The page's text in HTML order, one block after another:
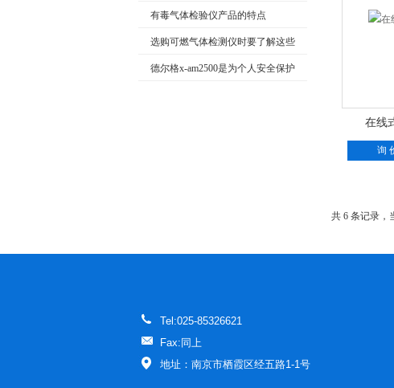
有毒气体检验仪产品的特点
选购可燃气体检测仪时要了解这些
常识德尔格x-am2500是为个人安全保护
在线
询
共 6 条记录
Tel:025-85326621
Fax:同上
地址：南京市栖霞区经五路1-1号